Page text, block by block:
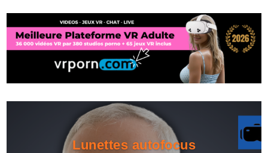
Lunettes autofocus